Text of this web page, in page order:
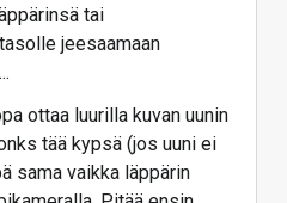
tai
jeesaamaan
ottaa luurilla kuvan uunin
tää kypsä (jos uuni ei
sama vaikka läppärin